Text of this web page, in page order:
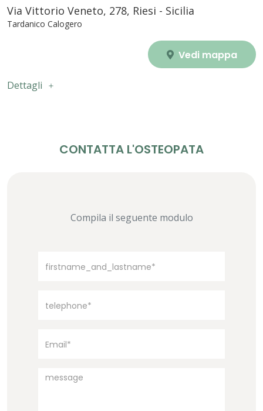
Via Vittorio Veneto, 278, Riesi - Sicilia
Tardanico Calogero
Vedi mappa
Dettagli
CONTATTA L'OSTEOPATA
Compila il seguente modulo